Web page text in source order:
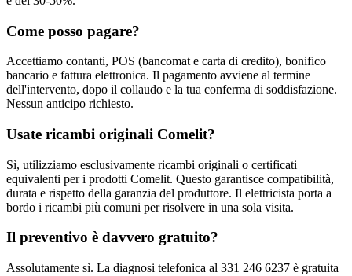
Come posso pagare?
Accettiamo contanti, POS (bancomat e carta di credito), bonifico
bancario e fattura elettronica. Il pagamento avviene al termine
dell'intervento, dopo il collaudo e la tua conferma di soddisfazione.
Nessun anticipo richiesto.
Usate ricambi originali Comelit?
Sì, utilizziamo esclusivamente ricambi originali o certificati
equivalenti per i prodotti Comelit. Questo garantisce compatibilità,
durata e rispetto della garanzia del produttore. Il elettricista porta a
bordo i ricambi più comuni per risolvere in una sola visita.
Il preventivo è davvero gratuito?
Assolutamente sì. La diagnosi telefonica al 331 246 6237 è gratuita